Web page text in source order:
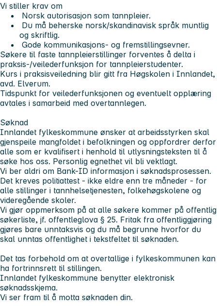
Vi stiller krav om
Norsk autorisasjon som tannpleier.
Du må beherske norsk/skandinavisk språk muntlig
og skriftlig.
Gode kommunikasjons- og fremstillingsevner.
Søkere til faste tannpleierstillinger forventes å delta i
praksis-/veilederfunksjon for tannpleierstudenter.
Kurs i praksisveiledning blir gitt fra Høgskolen i Innlandet,
avd. Elverum.
Tidspunkt for veilederfunksjonen og eventuelt opplæring
avtales i samarbeid med overtannlegen.
Søknad
Innlandet fylkeskommune ønsker at arbeidsstyrken skal
gjenspeile mangfoldet i befolkningen og oppfordrer derfor
alle som er kvalifisert i henhold til utlysningsteksten til å
søke hos oss. Personlig egnethet vil bli vektlagt.
Vi ber aldri om Bank-ID informasjon i søknadsprosessen.
Det kreves politiattest - ikke eldre enn tre måneder - for
alle stillinger i tannhelsetjenesten, folkehøgskolene og
videregående skoler.
Vi gjør oppmerksom på at alle søkere kommer på offentlig
søkerliste, jf. offentleglova § 25. Fritak fra offentliggjøring
gjøres bare unntaksvis og du må begrunne hvorfor du
skal unntas offentlighet i tekstfeltet til søknaden.
Det tas forbehold om at overtallige i fylkeskommunen kan
ha fortrinnsrett til stillingen.
Innlandet fylkeskommune benytter elektronisk
søknadsskjema.
Vi ser fram til å motta søknaden din.